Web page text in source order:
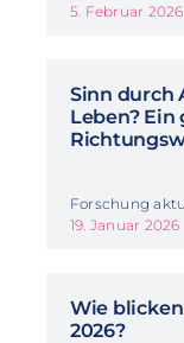
5. Februar 2026
Sinn durch
Leben?
Forschung
19. Januar 2026
Wie
2026?